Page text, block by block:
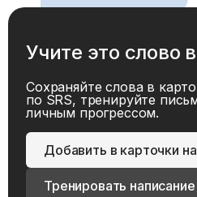
Учите это слово
Сохраняйте слова в
по SRS, тренируйте
личным прогрессом.
Добавить в карточки
Тренировать написание